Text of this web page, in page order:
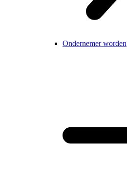
Ondernemer worden